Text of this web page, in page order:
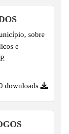
sobre
e
downloads